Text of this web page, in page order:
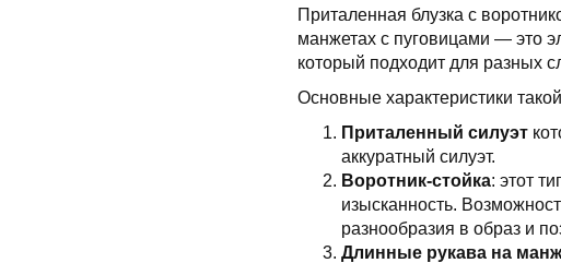
Приталенная блузка с
манжетах с пуговицами — это
который подходит для разных
Основные характеристики
Приталенный силуэт
аккуратный силуэт.
Воротник-стойка: этот
изысканность.
разнообразия в образ и
Длинные рукава на